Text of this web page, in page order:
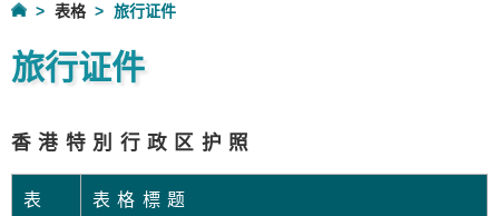
表格 旅行证件
旅行证件
香港特別行政区护照
表
表格標题